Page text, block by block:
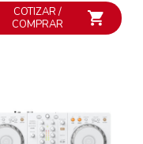
COTIZAR /
COMPRAR